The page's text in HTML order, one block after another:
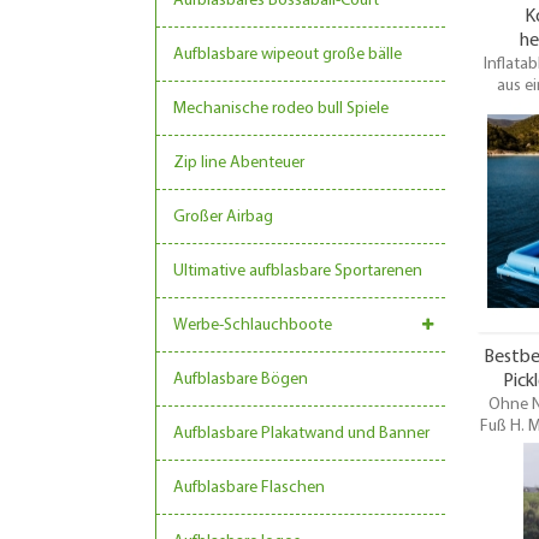
Aufblasbare wipeout große bälle
Mechanische rodeo bull Spiele
Zip line Abenteuer
Großer Airbag
Ultimative aufblasbare Sportarenen
Werbe-Schlauchboote
Aufblasbare Bögen
Aufblasbare Plakatwand und Banner
Aufblasbare Flaschen
aus
alle
einem
eine
mehr.
und
Ohne
Fuß H.
Fuß B x
L x